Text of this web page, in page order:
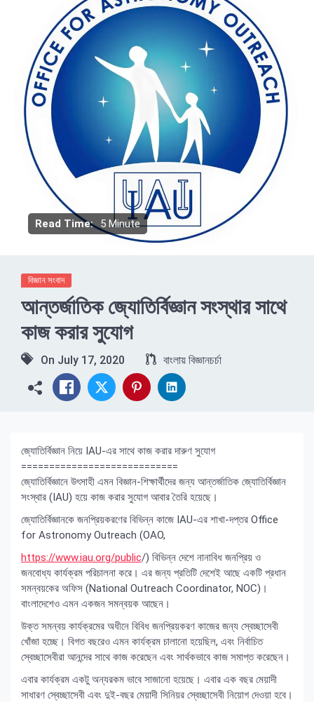
Read Time: 5 Minute
বিজ্ঞান সংবাদ
আন্তর্জাতিক জ্যোতির্বিজ্ঞান সংস্থার সাথে
কাজ করার সুযোগ
On July 17, 2020 বাংলায় বিজ্ঞানচর্চা
জ্যোতির্বিজ্ঞান নিয়ে IAU-এর সাথে কাজ করার দারুণ সুযোগ
============================
জ্যোতির্বিজ্ঞানে উৎসাহী এমন বিজ্ঞান-শিক্ষার্থীদের জন্য আন্তর্জাতিক জ্যোতির্বিজ্ঞান
সংস্থার (IAU) হয়ে কাজ করার সুযোগ আবার তৈরি হয়েছে।
জ্যোতির্বিজ্ঞানকে জনপ্রিয়করণের বিভিন্ন কাজে IAU-এর শাখা-দপ্তর Office
for Astronomy Outreach (OAO,
https://www.iau.org/public/) বিভিন্ন দেশে নানাবিধ জনপ্রিয় ও
জনবোধ্য কার্যক্রম পরিচালনা করে। এর জন্য প্রতিটি দেশেই আছে একটি প্রধান
সমন্বয়কের অফিস (National Outreach Coordinator, NOC)।
বাংলাদেশেও এমন একজন সমন্বয়ক আছেন।
উক্ত সমন্বয় কার্যক্রমের অধীনে বিবিধ জনপ্রিয়করণ কাজের জন্য স্বেচ্ছাসেবী
খোঁজা হচ্ছে। বিগত বছরেও এমন কার্যক্রম চালানো হয়েছিল, এবং নির্বাচিত
স্বেচ্ছাসেবীরা আনন্দের সাথে কাজ করেছেন এবং সার্থকভাবে কাজ সমাপ্ত করেছেন।
এবার কার্যক্রম একটু অন্যরকম ভাবে সাজানো হয়েছে। এবার এক বছর মেয়াদী
সাধারণ স্বেচ্ছাসেবী এবং দুই-বছর মেয়াদী সিনিয়র স্বেচ্ছাসেবী নিয়োগ দেওয়া হবে।